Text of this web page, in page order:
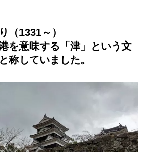
（1331～）
を意味する「津」という文
称していました。